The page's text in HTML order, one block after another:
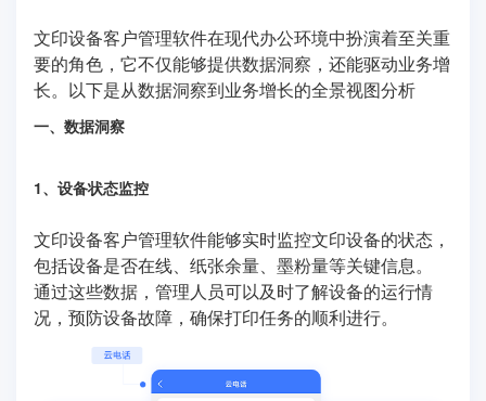
文印设备客户管理软件在现代办公环境中扮演着至关重
要的角色，它不仅能够提供数据洞察，还能驱动业务增
长。以下是从数据洞察到业务增长的全景视图分析
一、数据洞察
1、设备状态监控
文印设备客户管理软件能够实时监控文印设备的状态，
包括设备是否在线、纸张余量、墨粉量等关键信息。
通过这些数据，管理人员可以及时了解设备的运行情
况，预防设备故障，确保打印任务的顺利进行。